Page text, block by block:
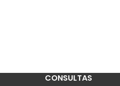
CONSULTAS